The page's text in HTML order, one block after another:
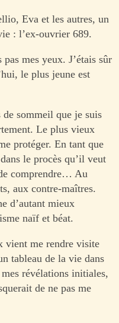
Eva et les autres, un
: l’ex-ouvrier 689.
pas mes yeux. J’étais sûr
le plus jeune est
sommeil que je suis
Le plus vieux
protéger. En tant que
le procès qu’il veut
comprendre… Au
aux contre-maîtres.
d’autant mieux
naïf et béat.
vient me rendre visite
tableau de la vie dans
révélations initiales,
de ne pas me